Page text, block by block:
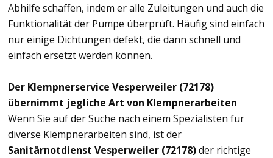
Abhilfe schaffen, indem er alle Zuleitungen und auch die
Funktionalität der Pumpe überprüft. Häufig sind einfach
nur einige Dichtungen defekt, die dann schnell und
einfach ersetzt werden können.
Der Klempnerservice Vesperweiler (72178)
übernimmt jegliche Art von Klempnerarbeiten
Wenn Sie auf der Suche nach einem Spezialisten für
diverse Klempnerarbeiten sind, ist der
Sanitärnotdienst Vesperweiler (72178)der richtige